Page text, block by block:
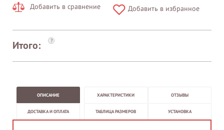
Добавить в сравнение Добавить в избранное
Итого: ?
ОПИСАНИЕ ХАРАКТЕРИСТИКИ ОТЗЫВЫ
ДОСТАВКА И ОПЛАТА ТАБЛИЦА РАЗМЕРОВ УСТАНОВКА